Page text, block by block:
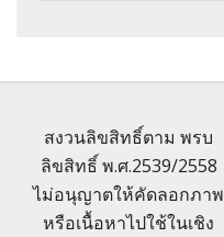
สงวนลิขสิทธิ์ตาม พรบ
ลิขสิทธิ์ พ.ศ.2539/2558
ไม่อนุญาตให้คัดลอกภาพ
หรือเนื้อหาไปใช้ในเชิง